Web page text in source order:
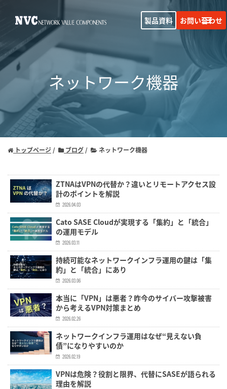
製品資料 お問い合わせ
ネットワーク機器
トップページ ブログ ネットワーク機器
ZTNAはVPNの代替か？違いとリモートアクセス設
計のポイントを解説
2026.04.03
Cato SASE Cloudが実現する「集約」と「統合」
の運用モデル
2026.03.11
持続可能なネットワークインフラ運用の鍵は「集
約」と「統合」にあり
2026.03.06
本当に「VPN」は悪者？昨今のサイバー攻撃被害
から考えるVPN対策まとめ
2026.02.26
ネットワークインフラ運用はなぜ“見えない負
債”になりやすいのか
2026.02.19
VPNは危険？役割と限界、代替にSASEが語られる
理由を解説